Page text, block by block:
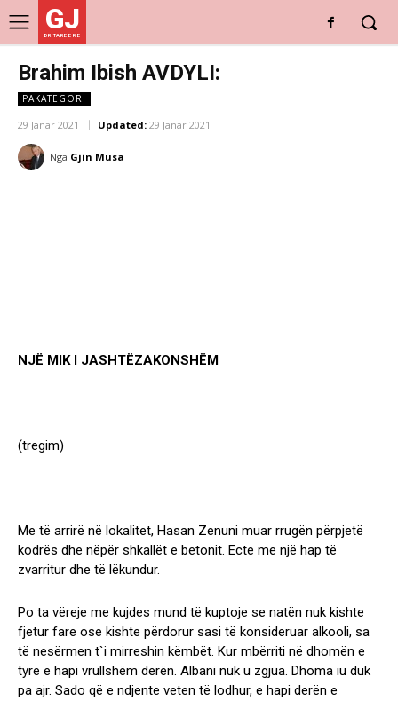
GJ
DRITARE E RE
Brahim Ibish AVDYLI:
PAKATEGORI
29 Janar 2021 Updated: 29 Janar 2021
Nga Gjin Musa
NJË MIK I JASHTËZAKONSHËM
(tregim)
Me të arrirë në lokalitet, Hasan Zenuni muar rrugën përpjetë
kodrës dhe nëpër shkallët e betonit. Ecte me një hap të
zvarritur dhe të lëkundur.
Po ta vëreje me kujdes mund të kuptoje se natën nuk kishte
fjetur fare ose kishte përdorur sasi të konsideruar alkooli, sa
të nesërmen t`i mirreshin këmbët. Kur mbërriti në dhomën e
tyre e hapi vrullshëm derën. Albani nuk u zgjua. Dhoma iu duk
pa ajr. Sado që e ndjente veten të lodhur, e hapi derën e